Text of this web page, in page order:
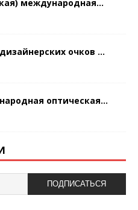
международная...
очков ...
оптическая...
ПОДПИСАТЬСЯ